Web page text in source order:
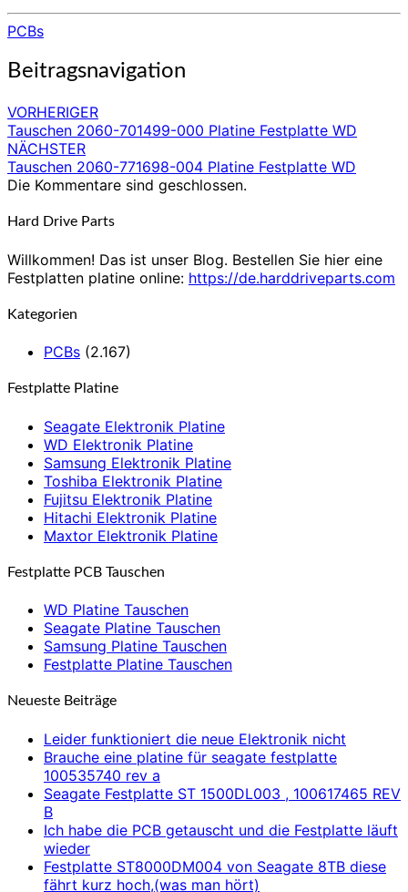
PCBs
Beitragsnavigation
VORHERIGER
Tauschen 2060-701499-000 Platine Festplatte WD
NÄCHSTER
Tauschen 2060-771698-004 Platine Festplatte WD
Die Kommentare sind geschlossen.
Hard Drive Parts
Willkommen! Das ist unser Blog. Bestellen Sie hier eine
Festplatten platine online: https://de.harddriveparts.com
Kategorien
PCBs (2.167)
Festplatte Platine
Seagate Elektronik Platine
WD Elektronik Platine
Samsung Elektronik Platine
Toshiba Elektronik Platine
Fujitsu Elektronik Platine
Hitachi Elektronik Platine
Maxtor Elektronik Platine
Festplatte PCB Tauschen
WD Platine Tauschen
Seagate Platine Tauschen
Samsung Platine Tauschen
Festplatte Platine Tauschen
Neueste Beiträge
Leider funktioniert die neue Elektronik nicht
Brauche eine platine für seagate festplatte
100535740 rev a
Seagate Festplatte ST 1500DL003 , 100617465 REV
B
Ich habe die PCB getauscht und die Festplatte läuft
wieder
Festplatte ST8000DM004 von Seagate 8TB diese
fährt kurz hoch,(was man hört)